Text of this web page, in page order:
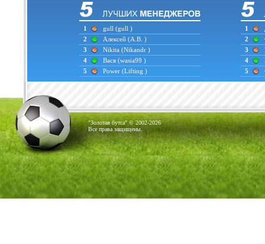
1 gull (gull )
2
Алексей (А.В. )
3
Nikita (Nikandr )
4
Вася (wasia99 )
5
Power (Lifting )
1
2
3
4
5
"Золотая бутса" © 2002-2026
Все права защищены.